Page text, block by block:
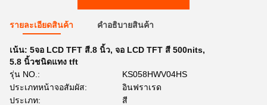
รายละเอียดสินค้า คําอธิบายสินค้า
เน้น: 5จอ LCD TFT สี.8 นิ้ว, จอ LCD TFT สี 500nits,
5.8 นิ้วชนิดแทง tft
รุ่น NO.:
KS058HWV04HS
ประเภทหน้าจอสัมผัส:
อินฟราเรด
ประเภท:
สี